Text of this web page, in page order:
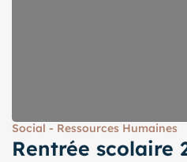
Social - Ressources Humaines
Rentrée scolaire